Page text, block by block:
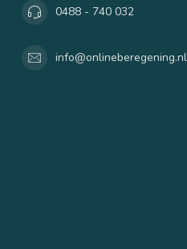
0488 - 740 032
info@onlineberegening.nl